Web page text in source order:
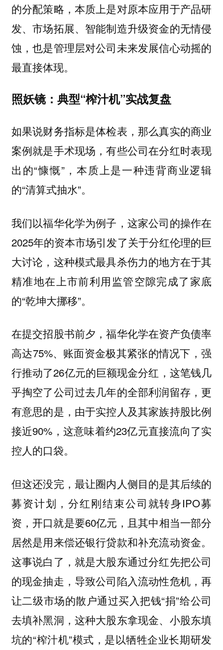
的分配策略，本质上是对原本应用于产品研
发、市场拓展、智能制造升级资金的无情侵
蚀，也是管理层对公司未来发展信心动摇的
最直接体现。
照妖镜：典型“榨汁机”实战复盘
如果说财务指标是体检表，那么真实的商业
案例就是手术现场，有些公司在分红时表现
出的“慷慨”，本质上是一种违背商业逻辑
的“清算式抽水”。
我们以福华化学为例子，这家公司的操作在
2025年的资本市场引发了关于分红伦理的巨
大讨论，这种模式最具杀伤力的地方在于其
精准地在上市前利用监管空隙完成了家底
的“乾坤大挪移”。
在提交招股书前夕，福华化学在资产负债率
高达75%、账面资金极其紧张的情况下，强
行推动了26亿元的巨额现金分红，这笔钱几
乎掏空了公司过去几年的全部利润留存，更
有意思的是，由于实控人及其家族持股比例
接近90%，这意味着约23亿元直接流向了实
控人的口袋。
但这还没完，最让圈内人侧目的是其后续的
募资计划，分红刚结束公司就转身IPO募
资，开口就是要60亿元，且其中相当一部分
居然是用来偿还银行贷款和补充流动资金。
这事说白了，就是大股东通过分红先把公司
的现金抽走，导致公司陷入流动性危机，再
让二级市场的散户通过买入把钱“捐”给公司
去填补黑洞，这种大股东拿现金、小股东填
坑的“榨汁机”模式，是以牺牲企业长期研发